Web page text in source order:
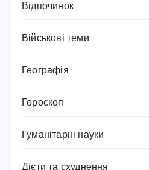
Відпочинок
Військові теми
Географія
Гороскоп
Гуманітарні науки
Дієти та схуднення